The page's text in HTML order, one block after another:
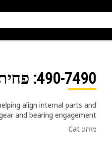
490-7490: פחית
align internal parts and
and bearing engagement
מותג: Cat